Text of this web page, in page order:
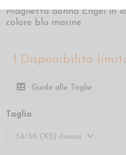
Maglietta donna Engel in
colore blu marine
Disponibilità
Guide alle Taglie
Taglia